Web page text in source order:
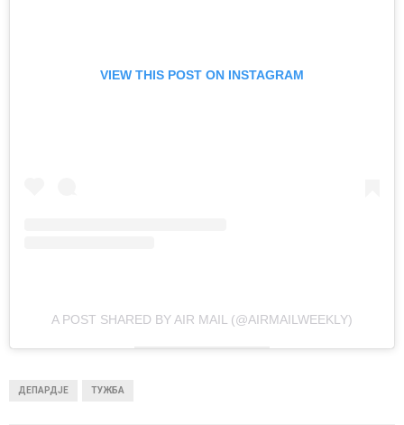
VIEW THIS POST ON INSTAGRAM
A POST SHARED BY AIR MAIL (@AIRMAILWEEKLY)
ДЕПАРДЈЕ ТУЖБА